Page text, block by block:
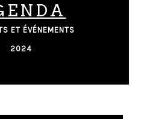
ET ÉVÉNEMENTS
2024